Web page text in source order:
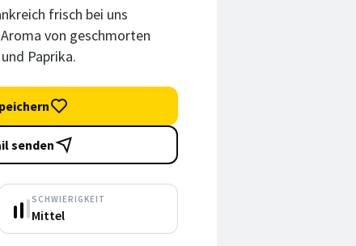
frisch bei uns
von geschmorten
Paprika.
senden
SCHWIERIGKEIT
Mittel